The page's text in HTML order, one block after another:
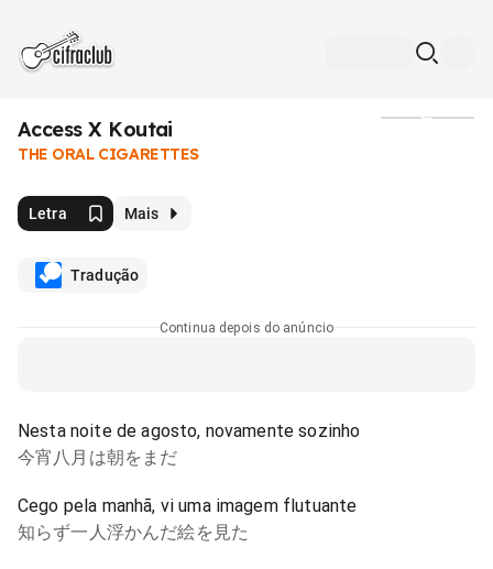
Access X Koutai
THE ORAL CIGARETTES
Letra Mais
Tradução
Continua depois do anúncio
Nesta noite de agosto, novamente sozinho
今宵八月は朝をまだ
Cego pela manhã, vi uma imagem flutuante
知らず一人浮かんだ絵を見た